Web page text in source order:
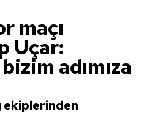
maçı
Uçar:
adımıza
ekiplerinden